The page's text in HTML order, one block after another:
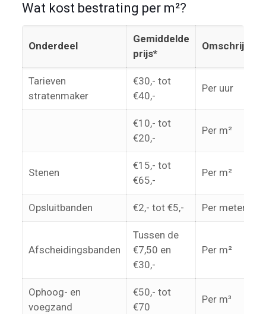
Wat kost bestrating per m²?
Onderdeel
Gemiddelde
prijs*
Omschrijving
Tarieven
stratenmaker
€30,- tot
€40,-
Per uur
€10,- tot
€20,-
Per m²
Stenen
€15,- tot
€65,-
Per m²
Opsluitbanden €2,- tot €5,- Per meter
Afscheidingsbanden
Tussen de
€7,50 en
€30,-
Per m²
Ophoog- en
voegzand
€50,- tot
€70
Per m³